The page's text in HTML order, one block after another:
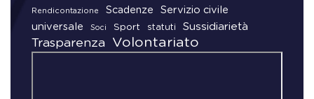
Rendicontazione Scadenze
Servizio civile
universale
Soci Sport statuti Sussidiarietà
Trasparenza Volontariato